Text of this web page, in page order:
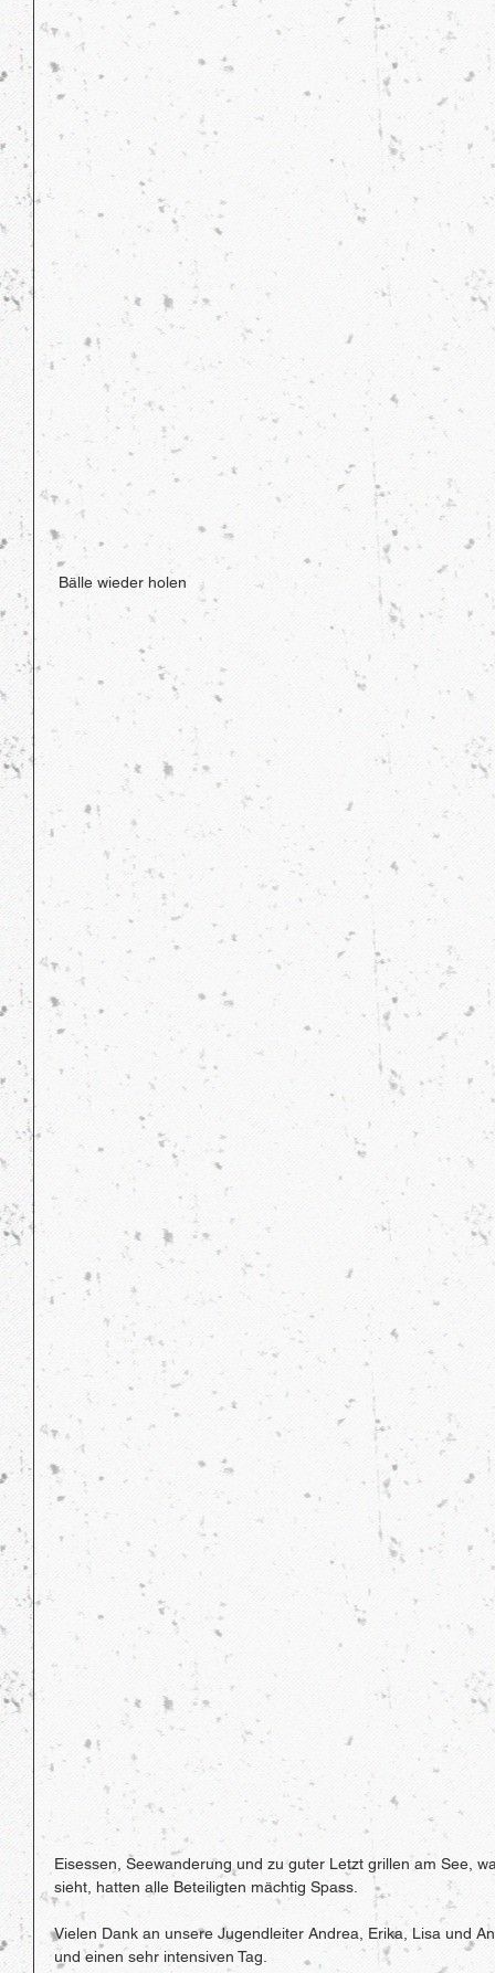
Bälle wieder holen
Eisessen, Seewanderung und zu guter Letzt grillen am See,
sieht, hatten alle Beteiligten mächtig Spass.
Vielen Dank an unsere Jugendleiter Andrea, Erika, Lisa und
und einen sehr intensiven Tag.